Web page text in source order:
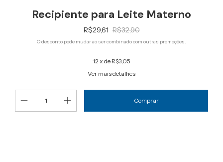
Recipiente para Leite Materno
R$29,61 R$32,90
O desconto pode mudar ao ser combinado com outras promoções.
12 x de R$3,05
Ver mais detalhes